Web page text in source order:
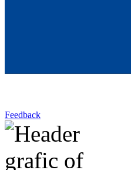
Feedback